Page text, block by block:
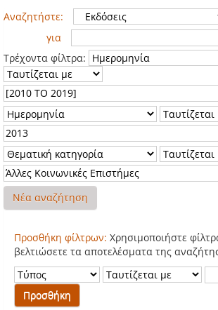
Αναζητήστε:
για
Τρέχοντα φίλτρα:
Νέα αναζήτηση
Προσθήκη φίλτρων: Χρησιμοποιήστε
βελτιώσετε τα αποτελέσματα της